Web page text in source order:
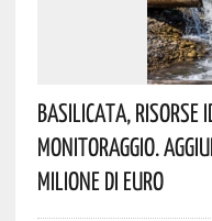
Basilicata, Risorse
Monitoraggio.
Milione Di Euro